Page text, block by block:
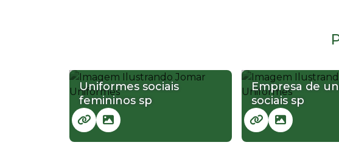
Uniformes sociais
femininos sp
Empresa de
sociais sp